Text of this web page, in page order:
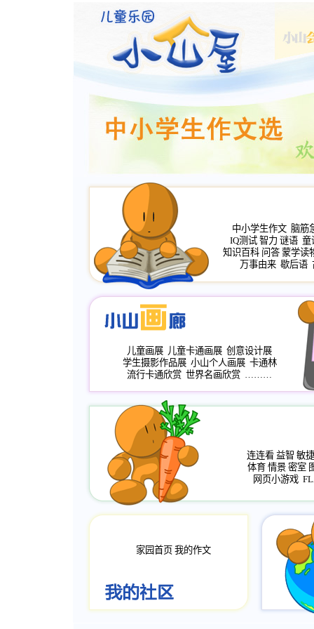
中小学生作文 脑筋
IQ测试 智力 谜语 童
知识百科 问答 蒙学读
万事由来 歇后语
儿童画展 儿童卡通画展 创意设计展
学生摄影作品展 小山个人画展 卡通林
流行卡通欣赏 世界名画欣赏 ………
连连看 益智 敏捷
体育 情景 密室
网页小游戏
家园首页 我的作文